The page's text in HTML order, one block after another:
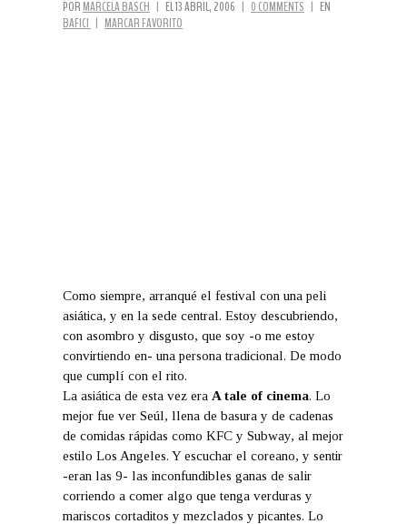
POR MARCELA BASCH | EL 13 ABRIL, 2006 | 0 COMMENTS | EN
BAFICI | MARCAR FAVORITO
Como siempre, arranqué el festival con una peli
asiática, y en la sede central. Estoy descubriendo,
con asombro y disgusto, que soy -o me estoy
convirtiendo en- una persona tradicional. De modo
que cumplí con el rito.
La asiática de esta vez era A tale of cinema. Lo
mejor fue ver Seúl, llena de basura y de cadenas
de comidas rápidas como KFC y Subway, al mejor
estilo Los Angeles. Y escuchar el coreano, y sentir
-eran las 9- las inconfundibles ganas de salir
corriendo a comer algo que tenga verduras y
mariscos cortaditos y mezclados y picantes. Lo